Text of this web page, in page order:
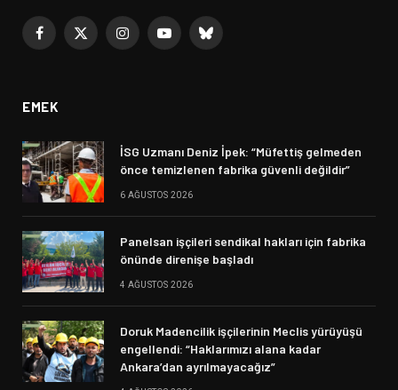
Facebook
X
InstagramYouTubeBluesky
EMEK
İSG Uzmanı Deniz İpek: “Müfettiş gelmeden
önce temizlenen fabrika güvenli değildir”
6 AĞUSTOS 2026
Panelsan işçileri sendikal hakları için fabrika
önünde direnişe başladı
4 AĞUSTOS 2026
Doruk Madencilik işçilerinin Meclis yürüyüşü
engellendi: “Haklarımızı alana kadar
Ankara’dan ayrılmayacağız”